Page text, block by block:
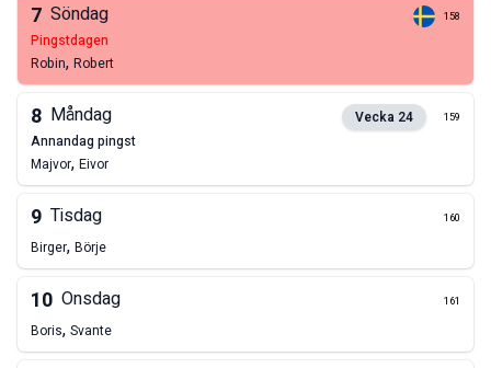
7 Söndag 158
pingstdagen
Robin, Robert
8 Måndag Vecka 24 159
annandag pingst
Majvor, Eivor
9 Tisdag 160
Birger, Börje
10 Onsdag 161
Boris, Svante